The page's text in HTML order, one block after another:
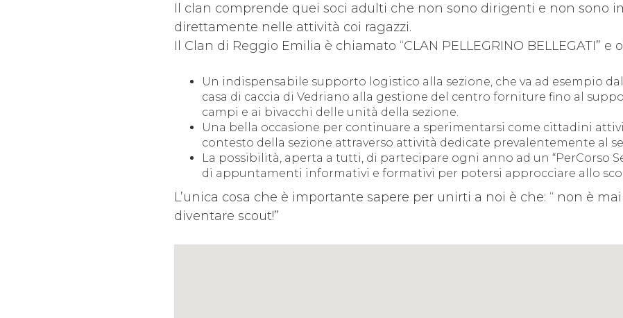
Il clan comprende quei soci adulti che non sono dirigenti e non sono
direttamente nelle attività coi ragazzi.
Il Clan di Reggio Emilia è chiamato “CLAN PELLEGRINO BELLEGATI” e
Un indispensabile supporto logistico alla sezione, che va ad esempio
casa di caccia di Vedriano alla gestione del centro forniture fino al
campi e ai bivacchi delle unità della sezione.
Una bella occasione per continuare a sperimentarsi come cittadini attivi
contesto della sezione attraverso attività dedicate prevalentemente al
La possibilità, aperta a tutti, di partecipare ogni anno ad un “PerCorso
di appuntamenti informativi e formativi per potersi approcciare allo
L’unica cosa che è importante sapere per unirti a noi è che: “ non è
diventare scout!”